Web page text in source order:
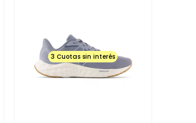
3 Cuotas sin interés